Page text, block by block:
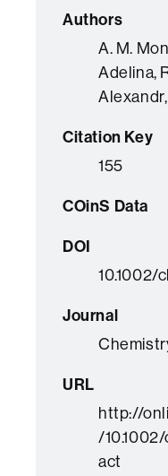
Authors
A. M.
Adelina,
Citation Key
155
COinS Data
DOI
10.1002/
Journal
URL
http://
/
act